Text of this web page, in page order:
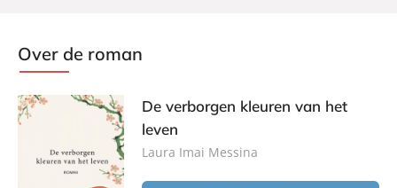
Over de roman
De verborgen kleuren van het
leven
Laura Imai Messina